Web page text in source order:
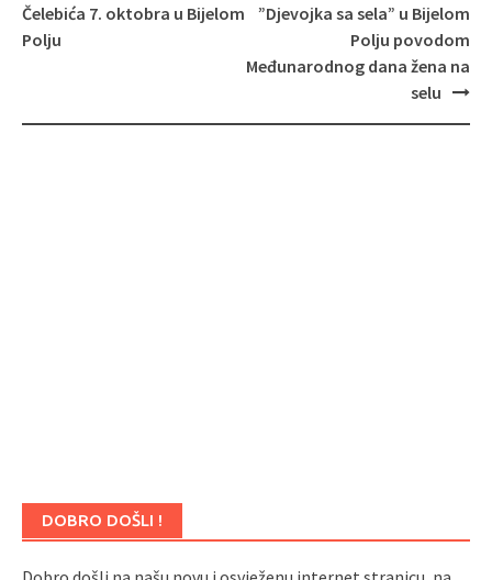
navigation
Čelebića 7. oktobra u Bijelom
Polju
”Djevojka sa sela” u Bijelom
Polju povodom
Međunarodnog dana žena na
selu
DOBRO DOŠLI !